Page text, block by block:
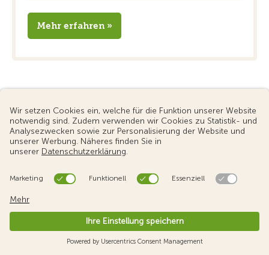
Mehr erfahren »
Produkte
Notfall & Schaden
Publikationen